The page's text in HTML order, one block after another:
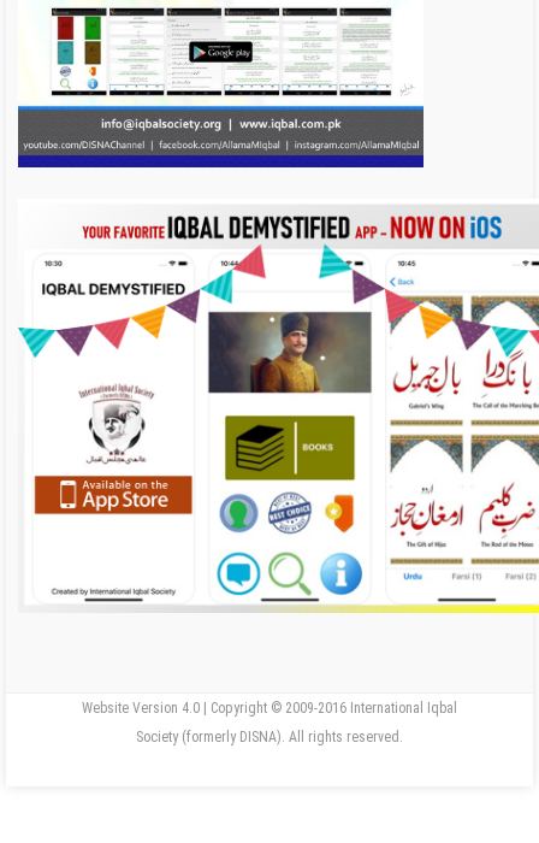
Website Version 4.0 | Copyright © 2009-2016 International Iqbal
Society (formerly DISNA). All rights reserved.